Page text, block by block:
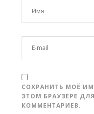
СОХРАНИТЬ МОЁ
ЭТОМ БРАУЗЕРЕ
КОММЕНТАРИЕВ.